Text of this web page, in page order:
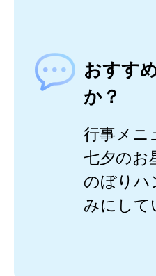
おすす
か？
行事メニ
七夕のお
のぼりハ
みにして